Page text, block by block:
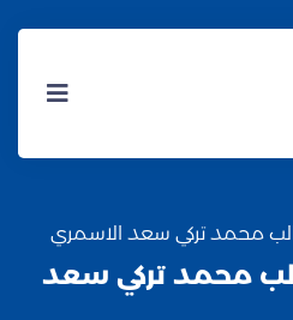
محمد تركي سعد الاسمري
محمد تركي سعد